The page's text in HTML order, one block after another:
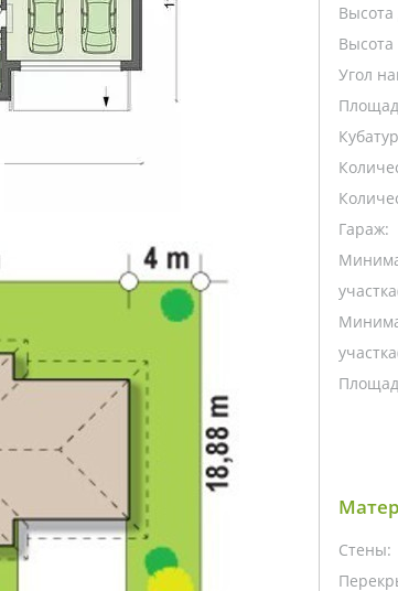
Высота
Высота
Угол
Гараж:
Стены: